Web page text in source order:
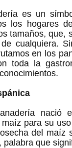
es un
los hogares
tamaños, que,
cualquiera.
en los
toda la
nació
para su
del maíz
palabra que